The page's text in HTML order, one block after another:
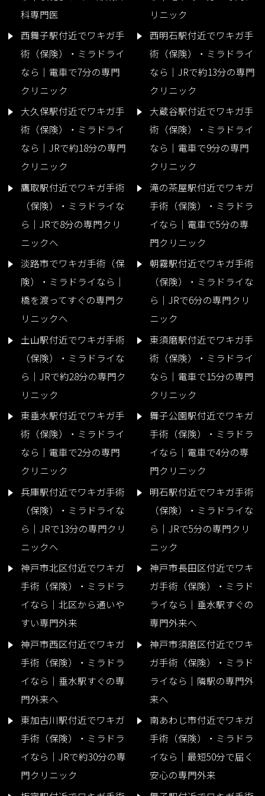
科専門医
リニック
西舞子駅付近でワキガ手
術（保険）・ミラドライ
なら｜電車で7分の専門
クリニック
西明石駅付近でワキガ手
術（保険）・ミラドライ
なら｜JRで約13分の専門
クリニック
大久保駅付近でワキガ手
術（保険）・ミラドライ
なら｜JRで約18分の専門
クリニック
大蔵谷駅付近でワキガ手
術（保険）・ミラドライ
なら｜電車で9分の専門
クリニック
鷹取駅付近でワキガ手術
（保険）・ミラドライな
ら｜JRで8分の専門クリ
ニックへ
滝の茶屋駅付近でワキガ
手術（保険）・ミラドラ
イなら｜電車で5分の専
門クリニック
淡路市でワキガ手術（保
険）・ミラドライなら｜
橋を渡ってすぐの専門ク
リニックへ
朝霧駅付近でワキガ手術
（保険）・ミラドライな
ら｜JRで6分の専門クリ
ニック
土山駅付近でワキガ手術
（保険）・ミラドライな
ら｜JRで約28分の専門ク
リニック
東須磨駅付近でワキガ手
術（保険）・ミラドライ
なら｜電車で15分の専門
クリニック
東垂水駅付近でワキガ手
術（保険）・ミラドライ
なら｜電車で2分の専門
クリニック
舞子公園駅付近でワキガ
手術（保険）・ミラドラ
イなら｜電車で4分の専
門クリニック
兵庫駅付近でワキガ手術
（保険）・ミラドライな
ら｜JRで13分の専門クリ
ニックへ
明石駅付近でワキガ手術
（保険）・ミラドライな
ら｜JRで5分の専門クリ
ニック
神戸市北区付近でワキガ
手術（保険）・ミラドラ
イなら｜北区から通いや
すい専門外来
神戸市長田区付近でワキ
ガ手術（保険）・ミラド
ライなら｜垂水駅すぐの
専門外来へ
神戸市西区付近でワキガ
手術（保険）・ミラドラ
イなら｜垂水駅すぐの専
門外来へ
神戸市須磨区付近でワキ
ガ手術（保険）・ミラド
ライなら｜隣駅の専門外
来へ
東加古川駅付近でワキガ
手術（保険）・ミラドラ
イなら｜JRで約30分の専
門クリニック
南あわじ市付近でワキガ
手術（保険）・ミラドラ
イなら｜最短50分で届く
安心の専門外来